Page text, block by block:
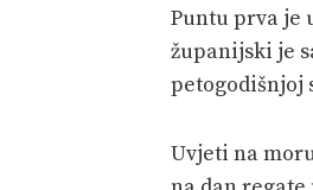
Puntu prva je
županijski je
petogodišnjoj
Uvjeti na